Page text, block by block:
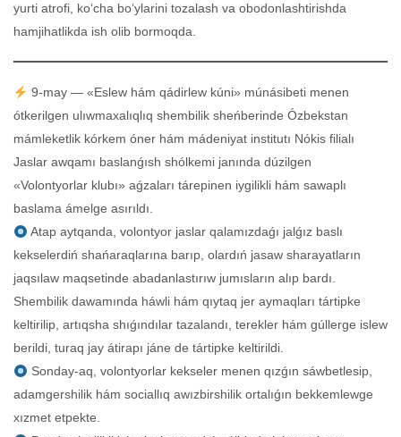
yurti atrofi, ko‘cha bo‘ylarini tozalash va obodonlashtirishda
hamjihatlikda ish olib bormoqda.
9-may — «Eslew hám qádirlew kúni» múnásibeti menen
ótkerilgen ulıwmaxalıqlıq shembilik sheńberinde Ózbekstan
mámleketlik kórkem óner hám mádeniyat institutı Nókis filialı
Jaslar awqamı baslanǵısh shólkemi janında dúzilgen
«Volontyorlar klubı» aǵzaları tárepinen iygilikli hám sawaplı
baslama ámelge asırıldı.
Atap aytqanda, volontyor jaslar qalamızdaǵı jalǵız baslı
kekselerdiń shańaraqlarına barıp, olardıń jasaw sharayatların
jaqsılaw maqsetinde abadanlastırıw jumısların alıp bardı.
Shembilik dawamında háwli hám qıytaq jer aymaqları tártipke
keltirilip, artıqsha shıǵındılar tazalandı, terekler hám gúllerge islew
berildi, turaq jay átirapı jáne de tártipke keltirildi.
Sonday-aq, volontyorlar kekseler menen qızǵın sáwbetlesip,
adamgershilik hám sociallıq awızbirshilik ortalıǵın bekkemlewge
xızmet etpekte.